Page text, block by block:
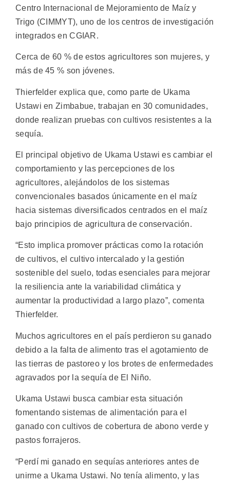
Centro Internacional de Mejoramiento de Maíz y
Trigo (CIMMYT), uno de los centros de investigación
integrados en CGIAR.
Cerca de 60 % de estos agricultores son mujeres, y
más de 45 % son jóvenes.
Thierfelder explica que, como parte de Ukama
Ustawi en Zimbabue, trabajan en 30 comunidades,
donde realizan pruebas con cultivos resistentes a la
sequía.
El principal objetivo de Ukama Ustawi es cambiar el
comportamiento y las percepciones de los
agricultores, alejándolos de los sistemas
convencionales basados únicamente en el maíz
hacia sistemas diversificados centrados en el maíz
bajo principios de agricultura de conservación.
“Esto implica promover prácticas como la rotación
de cultivos, el cultivo intercalado y la gestión
sostenible del suelo, todas esenciales para mejorar
la resiliencia ante la variabilidad climática y
aumentar la productividad a largo plazo”, comenta
Thierfelder.
Muchos agricultores en el país perdieron su ganado
debido a la falta de alimento tras el agotamiento de
las tierras de pastoreo y los brotes de enfermedades
agravados por la sequía de El Niño.
Ukama Ustawi busca cambiar esta situación
fomentando sistemas de alimentación para el
ganado con cultivos de cobertura de abono verde y
pastos forrajeros.
“Perdí mi ganado en sequías anteriores antes de
unirme a Ukama Ustawi. No tenía alimento, y las